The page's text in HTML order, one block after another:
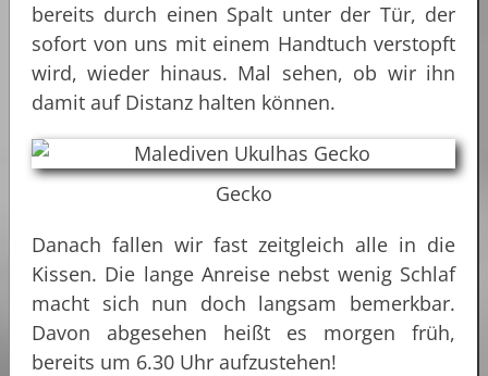
bereits durch einen Spalt unter der Tür, der
sofort von uns mit einem Handtuch verstopft
wird, wieder hinaus. Mal sehen, ob wir ihn
damit auf Distanz halten können.
Gecko
Danach fallen wir fast zeitgleich alle in die
Kissen. Die lange Anreise nebst wenig Schlaf
macht sich nun doch langsam bemerkbar.
Davon abgesehen heißt es morgen früh,
bereits um 6.30 Uhr aufzustehen!